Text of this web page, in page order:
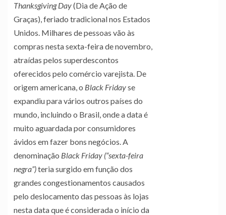
Thanksgiving Day(Dia de Ação de
Graças), feriado tradicional nos Estados
Unidos. Milhares de pessoas vão às
compras nesta sexta-feira de novembro,
atraídas pelos superdescontos
oferecidos pelo comércio varejista. De
origem americana, o Black Fridayse
expandiu para vários outros países do
mundo, incluindo o Brasil, onde a data é
muito aguardada por consumidores
ávidos em fazer bons negócios. A
denominação Black Friday (“sexta-feira
negra”)teria surgido em função dos
grandes congestionamentos causados
pelo deslocamento das pessoas às lojas
nesta data que é considerada o início da